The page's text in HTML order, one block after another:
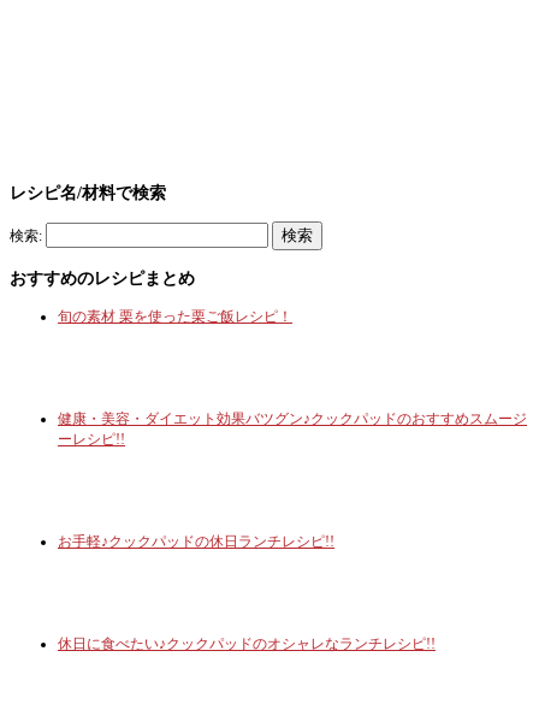
レシピ名/材料で検索
検索:
おすすめのレシピまとめ
旬の素材 栗を使った栗ご飯レシピ！
健康・美容・ダイエット効果バツグン♪クックパッドのおすすめスムージ
ーレシピ!!
お手軽♪クックパッドの休日ランチレシピ!!
休日に食べたい♪クックパッドのオシャレなランチレシピ!!